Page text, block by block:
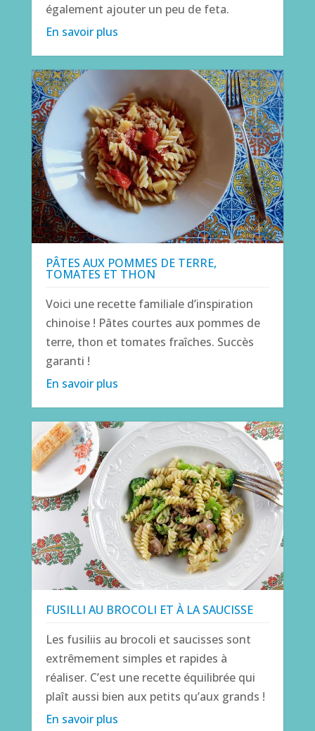
également ajouter un peu de feta.
En savoir plus
PÂTES AUX POMMES DE TERRE,
TOMATES ET THON
Voici une recette familiale d’inspiration
chinoise ! Pâtes courtes aux pommes de
terre, thon et tomates fraîches. Succès
garanti !
En savoir plus
FUSILLI AU BROCOLI ET À LA SAUCISSE
Les fusiliis au brocoli et saucisses sont
extrêmement simples et rapides à
réaliser. C’est une recette équilibrée qui
plaît aussi bien aux petits qu’aux grands !
En savoir plus